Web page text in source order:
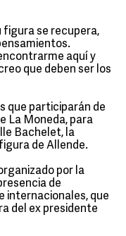
figura se recupera,
aquí y
que deben ser los
que participarán de
La Moneda, para
Bachelet, la
de Allende.
por la
de
internacionales, que
del ex presidente